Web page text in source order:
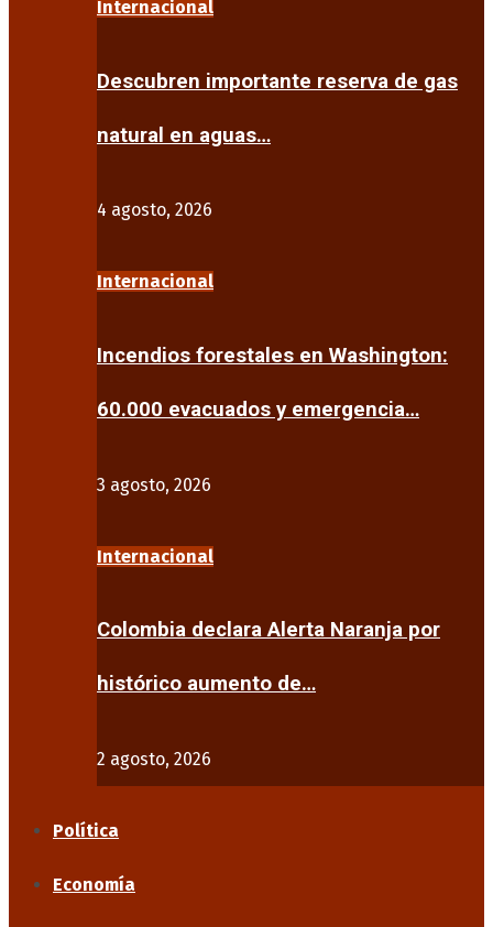
Internacional
Descubren importante reserva de gas
natural en aguas…
4 agosto, 2026
Internacional
Incendios forestales en Washington:
60.000 evacuados y emergencia…
3 agosto, 2026
Internacional
Colombia declara Alerta Naranja por
histórico aumento de…
2 agosto, 2026
Política
Economía